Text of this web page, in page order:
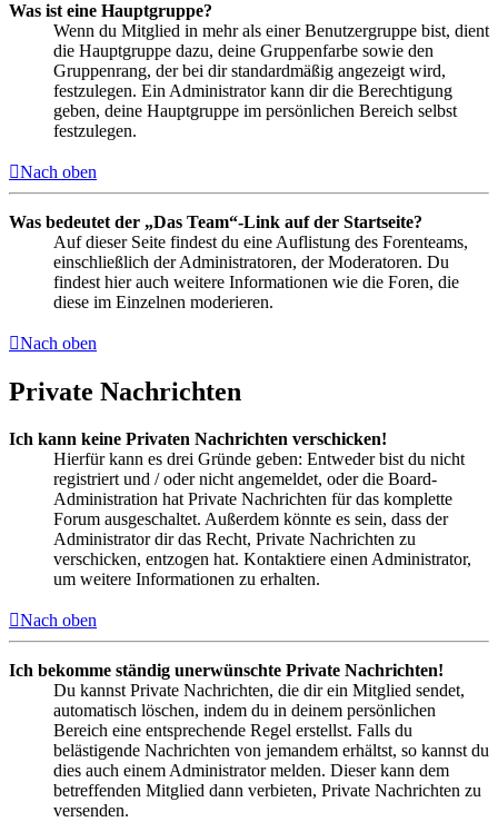
Was ist eine Hauptgruppe?
Wenn du Mitglied in mehr als einer Benutzergruppe bist, dient
die Hauptgruppe dazu, deine Gruppenfarbe sowie den
Gruppenrang, der bei dir standardmäßig angezeigt wird,
festzulegen. Ein Administrator kann dir die Berechtigung
geben, deine Hauptgruppe im persönlichen Bereich selbst
festzulegen.
Nach oben
Was bedeutet der „Das Team“-Link auf der Startseite?
Auf dieser Seite findest du eine Auflistung des Forenteams,
einschließlich der Administratoren, der Moderatoren. Du
findest hier auch weitere Informationen wie die Foren, die
diese im Einzelnen moderieren.
Nach oben
Private Nachrichten
Ich kann keine Privaten Nachrichten verschicken!
Hierfür kann es drei Gründe geben: Entweder bist du nicht
registriert und / oder nicht angemeldet, oder die Board-
Administration hat Private Nachrichten für das komplette
Forum ausgeschaltet. Außerdem könnte es sein, dass der
Administrator dir das Recht, Private Nachrichten zu
verschicken, entzogen hat. Kontaktiere einen Administrator,
um weitere Informationen zu erhalten.
Nach oben
Ich bekomme ständig unerwünschte Private Nachrichten!
Du kannst Private Nachrichten, die dir ein Mitglied sendet,
automatisch löschen, indem du in deinem persönlichen
Bereich eine entsprechende Regel erstellst. Falls du
belästigende Nachrichten von jemandem erhältst, so kannst du
dies auch einem Administrator melden. Dieser kann dem
betreffenden Mitglied dann verbieten, Private Nachrichten zu
versenden.